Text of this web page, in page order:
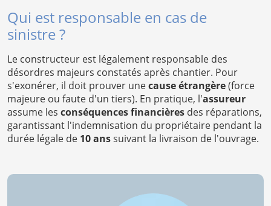
Qui est responsable en cas de
sinistre ?
Le constructeur est légalement responsable des
désordres majeurs constatés après chantier. Pour
s'exonérer, il doit prouver unecause étrangère(force
majeure ou faute d'un tiers). En pratique, l'assureur
assume les conséquences financières des réparations,
garantissant l'indemnisation du propriétaire pendant la
durée légale de 10 anssuivant la livraison de l'ouvrage.